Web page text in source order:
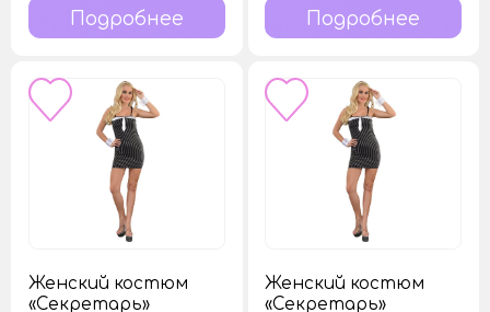
Подробнее Подробнее
Женский костюм
«Секретарь»
Женский костюм
«Секретарь»